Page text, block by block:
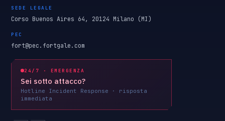
SEDE LEGALE
Corso Buenos Aires 64, 20124 Milano (MI)
PEC
fort@pec.fortgale.com
24/7 · EMERGENZA
Sei sotto attacco?
Hotline Incident Response · risposta
immediata